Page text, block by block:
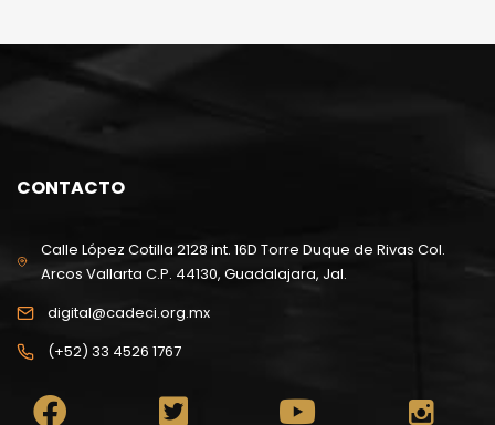
CONTACTO
Calle López Cotilla 2128 int. 16D Torre Duque de Rivas Col.
Arcos Vallarta C.P. 44130, Guadalajara, Jal.
digital@cadeci.org.mx
(+52) 33 4526 1767